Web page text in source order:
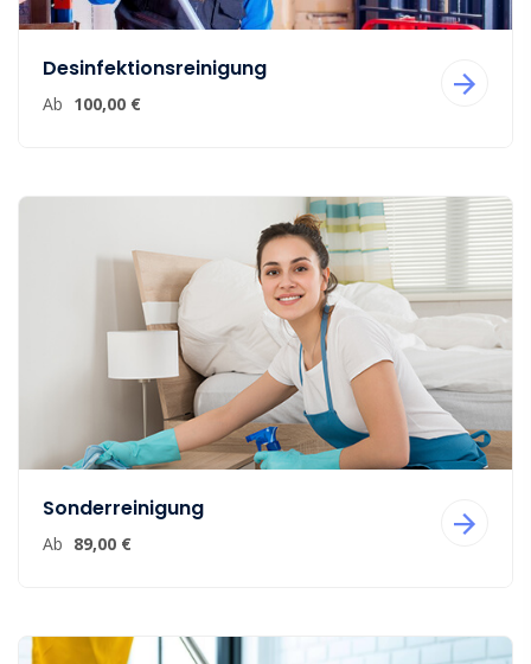
Desinfektionsreinigung
Ab 100,00 €
Sonderreinigung
Ab 89,00 €